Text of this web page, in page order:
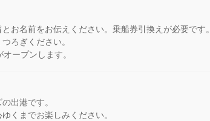
お名前をお伝えください。乗船券引換えが必要です。
ろぎください。
ープンします。
出港です。
くまでお楽しみください。